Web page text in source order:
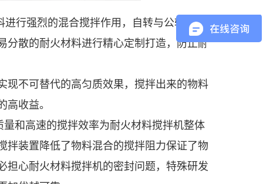
行强烈的混合搅拌作用，自转与公转相结
分散的耐火材料进行精心定制打造，防止耐
现不可替代的高匀质效果，搅拌出来的物料
收益。
量和高速的搅拌效率为耐火材料搅拌机整体
拌装置降低了物料混合的搅拌阻力保证了物
担心耐火材料搅拌机的密封问题，特殊研发